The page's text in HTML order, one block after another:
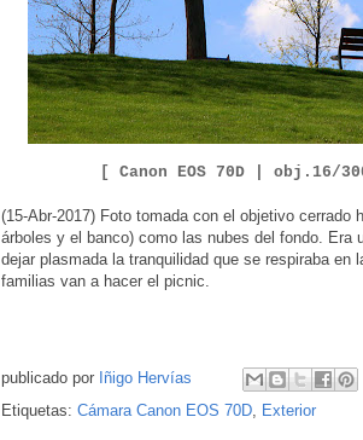
[ Canon EOS 70D | obj. 16/3
(15-Abr-2017) Foto tomada con el objetivo
árboles y el banco) como las nubes del fondo.
dejar plasmada la tranquilidad que se respiraba
familias van a hacer el picnic.
publicado por Iñigo Hervías
Etiquetas: Cámara Canon EOS 70D, Exterior